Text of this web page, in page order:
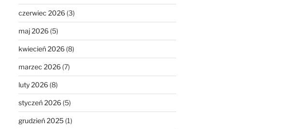
czerwiec 2026(3)
maj 2026(5)
kwiecień 2026(8)
marzec 2026(7)
luty 2026(8)
styczeń 2026(5)
grudzień 2025(1)